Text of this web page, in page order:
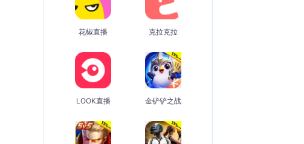
花椒直播 克拉克拉
LOOK直播 金铲铲之战